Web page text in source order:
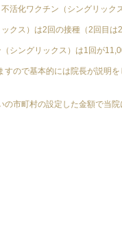
活化ワクチン（シングリック
クス）は2回の接種（2回目は2
シングリックス）は1回が
ので基本的には院長が説明を
市町村の設定した金額で当院